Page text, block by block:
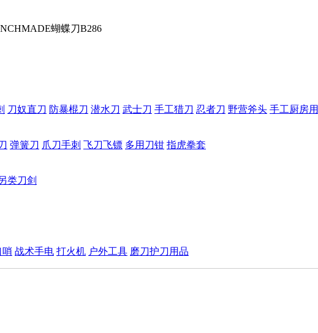
蝴蝶刀B286
刀奴直刀 防暴棍刀 潜水刀 武士刀 手工猎刀 忍者刀 野营斧头 手工厨房
弹簧刀 爪刀手刺 飞刀飞镖 多用刀钳 指虎拳套
类刀剑
哨 战术手电 打火机 户外工具 磨刀护刀用品